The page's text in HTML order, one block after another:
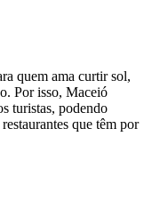
quem ama curtir sol,
Por isso, Maceió
turistas, podendo
que têm por